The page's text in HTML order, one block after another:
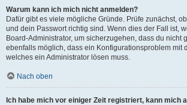
Warum kann ich mich nicht anmelden?
Dafür gibt es viele mögliche Gründe. Prüfe zunächst,
und dein Passwort richtig sind. Wenn dies der Fall ist,
Board-Administrator, um sicherzugehen, dass du nicht
ebenfalls möglich, dass ein Konfigurationsproblem mit
welches ein Administrator lösen muss.
Nach oben
Ich habe mich vor einiger Zeit registriert, kann mich